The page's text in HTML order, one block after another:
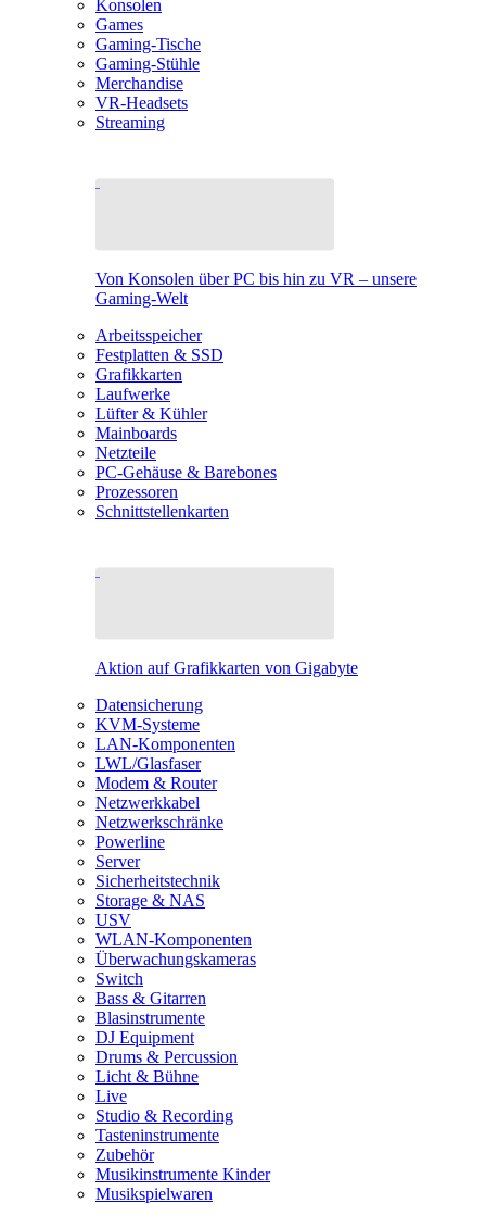
Konsolen
Games
Gaming-Tische
Gaming-Stühle
Merchandise
VR-Headsets
Streaming
Von Konsolen über PC bis hin zu VR – unsere
Gaming-Welt
Arbeitsspeicher
Festplatten & SSD
Grafikkarten
Laufwerke
Lüfter & Kühler
Mainboards
Netzteile
PC-Gehäuse & Barebones
Prozessoren
Schnittstellenkarten
Aktion auf Grafikkarten von Gigabyte
Datensicherung
KVM-Systeme
LAN-Komponenten
LWL/Glasfaser
Modem & Router
Netzwerkkabel
Netzwerkschränke
Powerline
Server
Sicherheitstechnik
Storage & NAS
USV
WLAN-Komponenten
Überwachungskameras
Switch
Bass & Gitarren
Blasinstrumente
DJ Equipment
Drums & Percussion
Licht & Bühne
Live
Studio & Recording
Tasteninstrumente
Zubehör
Musikinstrumente Kinder
Musikspielwaren